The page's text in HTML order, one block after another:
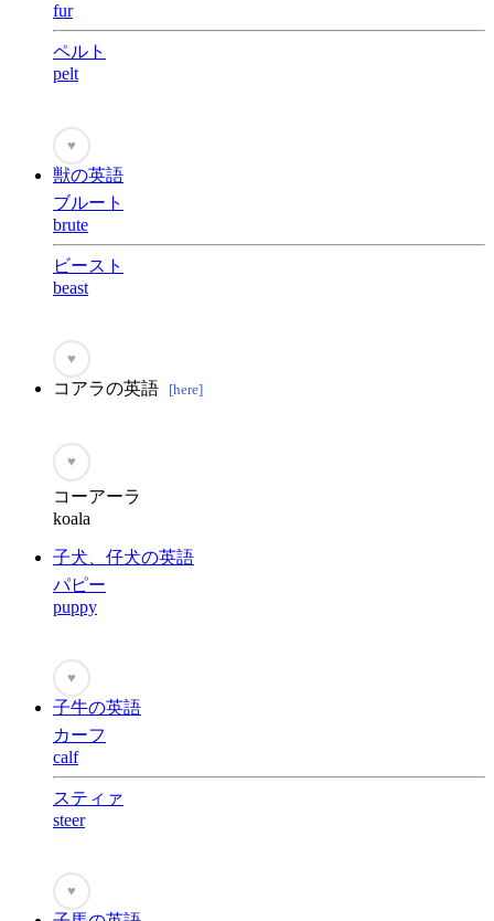
fur
ペルト
pelt
♥
獣の英語
ブルート
brute
ビースト
beast
♥
コアラの英語 [here]
♥
コーアーラ
koala
子犬、仔犬の英語
パピー
puppy
♥
子牛の英語
カーフ
calf
スティァ
steer
♥